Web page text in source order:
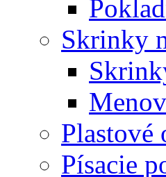
Skrinky
Plastové
Písacie